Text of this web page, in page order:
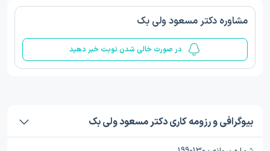
مشاوره دکتر مسعود ولی بک
در صورت خالی شدن نوبت خبر دهید
بیوگرافی و رزومه کاری دکتر مسعود ولی بک